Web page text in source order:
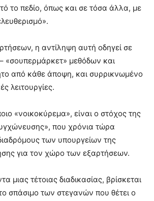
το πεδίο, όπως και σε τόσα άλλα, με
η αντίληψη αυτή οδηγεί σε
«σουπερμάρκετ» μεθόδων και
από κάθε άποψη, και συρρικνωμένο
λειτουργίες.
«νοικοκύρεμα», είναι ο στόχος της
που χρόνια τώρα
των υπουργείων της
για τον χώρο των εξαρτήσεων.
μιας τέτοιας διαδικασίας, βρίσκεται
σπάσιμο των στεγανών που θέτει ο